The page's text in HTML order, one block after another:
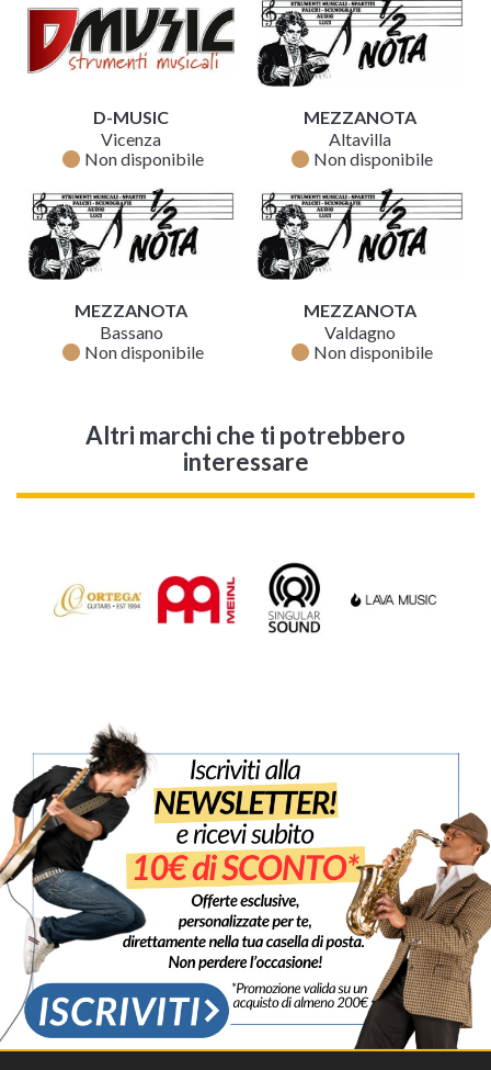
D-MUSIC
Vicenza
fiber_manual_record Non disponibile
MEZZANOTA
Altavilla
fiber_manual_record Non disponibile
MEZZANOTA
Bassano
fiber_manual_record Non disponibile
MEZZANOTA
Valdagno
fiber_manual_record Non disponibile
Altri marchi che ti potrebbero
interessare